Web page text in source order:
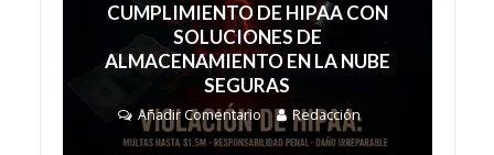
CUMPLIMIENTO DE HIPAA CON
SOLUCIONES DE
ALMACENAMIENTO EN LA NUBE
SEGURAS
Añadir Comentario Redacción